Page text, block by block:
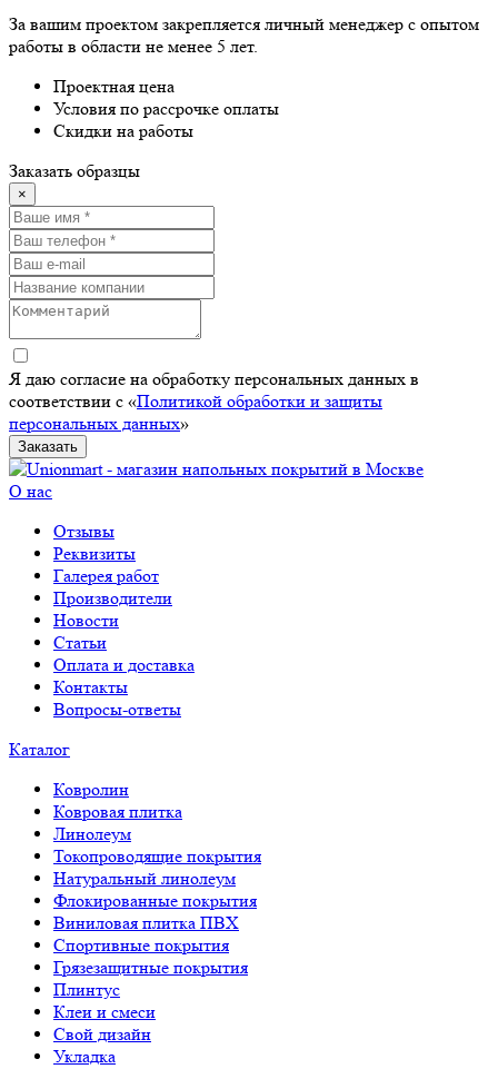
За вашим проектом закрепляется личный менеджер с опытом
работы в области не менее 5 лет.
Проектная цена
Условия по рассрочке оплаты
Скидки на работы
Заказать образцы
×
Я даю согласие на обработку персональных данных в
соответствии с «Политикой обработки и защиты
персональных данных»
Заказать
О нас
Отзывы
Реквизиты
Галерея работ
Производители
Новости
Статьи
Оплата и доставка
Контакты
Вопросы-ответы
Каталог
Ковролин
Ковровая плитка
Линолеум
Токопроводящие покрытия
Натуральный линолеум
Флокированные покрытия
Виниловая плитка ПВХ
Спортивные покрытия
Грязезащитные покрытия
Плинтус
Клеи и смеси
Свой дизайн
Укладка